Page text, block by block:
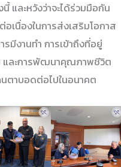
นี้ และหวังว่าจะได้ร่วมมือกัน
อเนื่องในการส่งเสริมโอกาส
รมีงานทำ การเข้าถึงที่อยู่
และการพัฒนาคุณภาพชีวิต
ตาบอดต่อไปในอนาคต